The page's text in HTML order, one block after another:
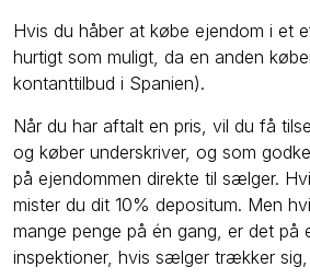
Hvis du håber at købe ejendom i et
hurtigt som muligt, da en anden
kontanttilbud i Spanien).
Når du har aftalt en pris, vil du få
og køber underskriver, og som
på ejendommen direkte til sælger.
mister du dit 10% depositum. Men
mange penge på én gang, er det på
inspektioner, hvis sælger trækker